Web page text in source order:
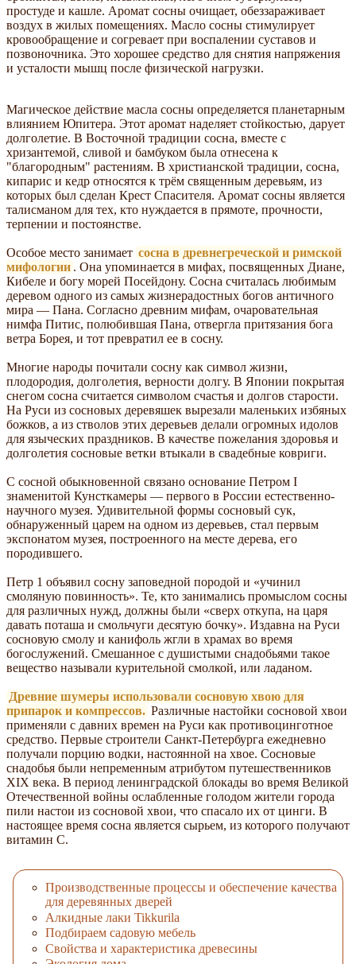
простуде и кашле. Аромат сосны очищает, обеззараживает
воздух в жилых помещениях. Масло сосны стимулирует
кровообращение и согревает при воспалении суставов и
позвоночника. Это хорошее средство для снятия напряжения
и усталости мышц после физической нагрузки.
Магическое действие масла сосны определяется планетарным
влиянием Юпитера. Этот аромат наделяет стойкостью, дарует
долголетие. В Восточной традиции сосна, вместе с
хризантемой, сливой и бамбуком была отнесена к
"благородным" растениям. В христианской традиции, сосна,
кипарис и кедр относятся к трём священным деревьям, из
которых был сделан Крест Спасителя. Аромат сосны является
талисманом для тех, кто нуждается в прямоте, прочности,
терпении и постоянстве.
Особое место занимает сосна в древнегреческой и римской
мифологии . Она упоминается в мифах, посвященных Диане,
Кибеле и богу морей Посейдону. Сосна считалась любимым
деревом одного из самых жизнерадостных богов античного
мира — Пана. Согласно древним мифам, очаровательная
нимфа Питис, полюбившая Пана, отвергла притязания бога
ветра Борея, и тот превратил ее в сосну.
Многие народы почитали сосну как символ жизни,
плодородия, долголетия, верности долгу. В Японии покрытая
снегом сосна считается символом счастья и долгов старости.
На Руси из сосновых деревяшек вырезали маленьких избяных
божков, а из стволов этих деревьев делали огромных идолов
для языческих праздников. В качестве пожелания здоровья и
долголетия сосновые ветки втыкали в свадебные ковриги.
С сосной обыкновенной связано основание Петром I
знаменитой Кунсткамеры — первого в России естественно-
научного музея. Удивительной формы сосновый сук,
обнаруженный царем на одном из деревьев, стал первым
экспонатом музея, построенного на месте дерева, его
породившего.
Петр 1 объявил сосну заповедной породой и «учинил
смоляную повинность». Те, кто занимались промыслом сосны
для различных нужд, должны были «сверх откупа, на царя
давать поташа и смольчуги десятую бочку». Издавна на Руси
сосновую смолу и канифоль жгли в храмах во время
богослужений. Смешанное с душистыми снадобьями такое
вещество называли курительной смолкой, или ладаном.
Древние шумеры использовали сосновую хвою для
припарок и компрессов. Различные настойки сосновой хвои
применяли с давних времен на Руси как противоцинготное
средство. Первые строители Санкт-Петербурга ежедневно
получали порцию водки, настоянной на хвое. Сосновые
снадобья были непременным атрибутом путешественников
XIX века. В период ленинградской блокады во время Великой
Отечественной войны ослабленные голодом жители города
пили настои из сосновой хвои, что спасало их от цинги. В
настоящее время сосна является сырьем, из которого получают
витамин С.
Производственные процессы и обеспечение качества
для деревянных дверей
Алкидные лаки Tikkurila
Подбираем садовую мебель
Свойства и характеристика древесины